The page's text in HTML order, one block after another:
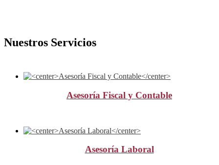
Nuestros Servicios
Asesoría Fiscal y Contable
Asesoría Laboral